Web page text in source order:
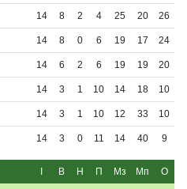
14 8 2 4 25 20 26
14 8 0 6 19 17 24
14 6 2 6 19 19 20
14 3 1 10 14 18 10
14 3 1 10 12 33 10
14 3 0 11 14 40 9
В Н П Мз Мп О